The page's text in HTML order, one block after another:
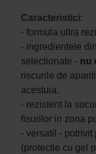
Caracteristici:
- formula ultra
- ingredientele
selectionate - nu
riscurile de
acestuia.
- rezistent la
fisurilor in zona
- versatil -
(protectie cu gel